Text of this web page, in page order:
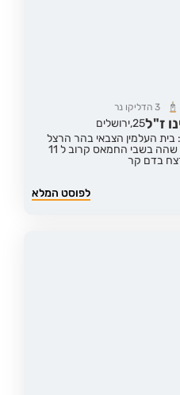
3הדליקו נר
ז"ל25,ירושלים
בית העלמין הצבאי בהר הרצל
נחטף באזור המסיבה ברעים, שהה בשבי החמאס קרוב ל 11
בדם קר
לפוסט המלא